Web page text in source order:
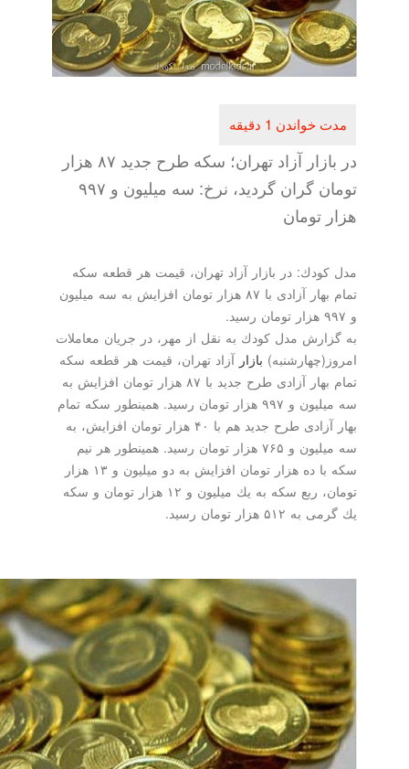
در بازار آزاد تهران؛ سكه طرح جدید ۸۷ هزار
تومان گران گردید، نرخ: سه میلیون و ۹۹۷
در بازار آزاد تهران، قیمت هر قطعه سكه
تمام بهار آزادی با ۸۷ هزار تومان افزایش به سه میلیون
مدل كودك به نقل از مهر، در جریان معاملات
بازارآزاد تهران، قیمت هر قطعه سكه
تمام بهار آزادی طرح جدید با ۸۷ هزار تومان افزایش به
سه میلیون و ۹۹۷ هزار تومان رسید. همینطور سكه تمام
بهار آزادی طرح جدید هم با ۴۰ هزار تومان افزایش، به
سه میلیون و ۷۶۵ هزار تومان رسید. همینطور هر نیم
سكه با ده هزار تومان افزایش به دو میلیون و ۱۳ هزار
تومان، ربع سكه به یك میلیون و ۱۲ هزار تومان و سكه